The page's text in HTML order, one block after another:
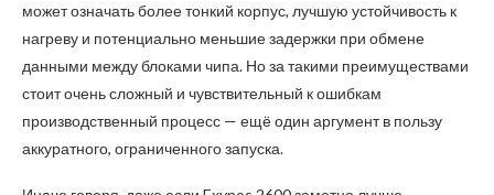
может означать более тонкий корпус, лучшую устойчивость к
нагреву и потенциально меньшие задержки при обмене
данными между блоками чипа. Но за такими преимуществами
стоит очень сложный и чувствительный к ошибкам
производственный процесс — ещё один аргумент в пользу
аккуратного, ограниченного запуска.